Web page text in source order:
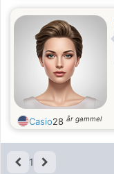
Casio28 år gammel
1